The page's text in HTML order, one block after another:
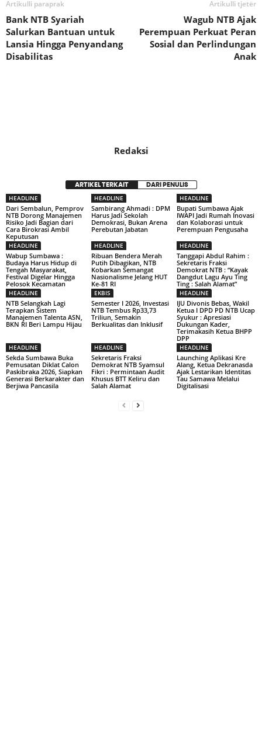
Artikulli paraprak
Bank NTB Syariah
Salurkan Bantuan untuk
Lansia Hingga Penyandang
Disabilitas
Artikulli tjetër
Wagub NTB Ajak
Perempuan Perkuat Peran
Sosial dan Perlindungan
Anak
Redaksi
ARTIKEL TERKAIT DARI PENULIS
HEADLINE
Dari Sembalun, Pemprov
NTB Dorong Manajemen
Risiko Jadi Bagian dari
Cara Birokrasi Ambil
Keputusan
HEADLINE
Sambirang Ahmadi : DPM
Harus Jadi Sekolah
Demokrasi, Bukan Arena
Perebutan Jabatan
HEADLINE
Bupati Sumbawa Ajak
IWAPI Jadi Rumah Inovasi
dan Kolaborasi untuk
Perempuan Pengusaha
HEADLINE
Wabup Sumbawa :
Budaya Harus Hidup di
Tengah Masyarakat,
Festival Digelar Hingga
Pelosok Kecamatan
HEADLINE
Ribuan Bendera Merah
Putih Dibagikan, NTB
Kobarkan Semangat
Nasionalisme Jelang HUT
Ke-81 RI
HEADLINE
Tanggapi Abdul Rahim :
Sekretaris Fraksi
Demokrat NTB : “Kayak
Dangdut Lagu Ayu Ting
Ting : Salah Alamat”
HEADLINE
NTB Selangkah Lagi
Terapkan Sistem
Manajemen Talenta ASN,
BKN RI Beri Lampu Hijau
EKBIS
Semester I 2026, Investasi
NTB Tembus Rp33,73
Triliun, Semakin
Berkualitas dan Inklusif
HEADLINE
IJU Divonis Bebas, Wakil
Ketua I DPD PD NTB Ucap
Syukur : Apresiasi
Dukungan Kader,
Terimakasih Ketua BHPP
DPP
HEADLINE
Sekda Sumbawa Buka
Pemusatan Diklat Calon
Paskibraka 2026, Siapkan
Generasi Berkarakter dan
Berjiwa Pancasila
HEADLINE
Sekretaris Fraksi
Demokrat NTB Syamsul
Fikri : Permintaan Audit
Khusus BTT Keliru dan
Salah Alamat
HEADLINE
Launching Aplikasi Kre
Alang, Ketua Dekranasda
Ajak Lestarikan Identitas
Tau Samawa Melalui
Digitalisasi